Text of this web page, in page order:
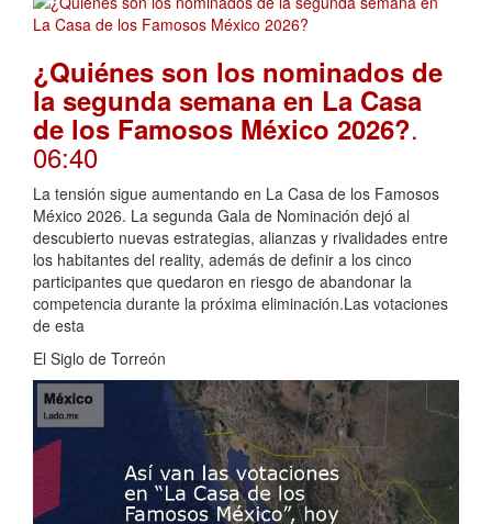
¿Quiénes son los nominados de
la segunda semana en La Casa
de los Famosos México 2026?.
06:40
La tensión sigue aumentando en La Casa de los Famosos
México 2026. La segunda Gala de Nominación dejó al
descubierto nuevas estrategias, alianzas y rivalidades entre
los habitantes del reality, además de definir a los cinco
participantes que quedaron en riesgo de abandonar la
competencia durante la próxima eliminación.Las votaciones
de esta
El Siglo de Torreón